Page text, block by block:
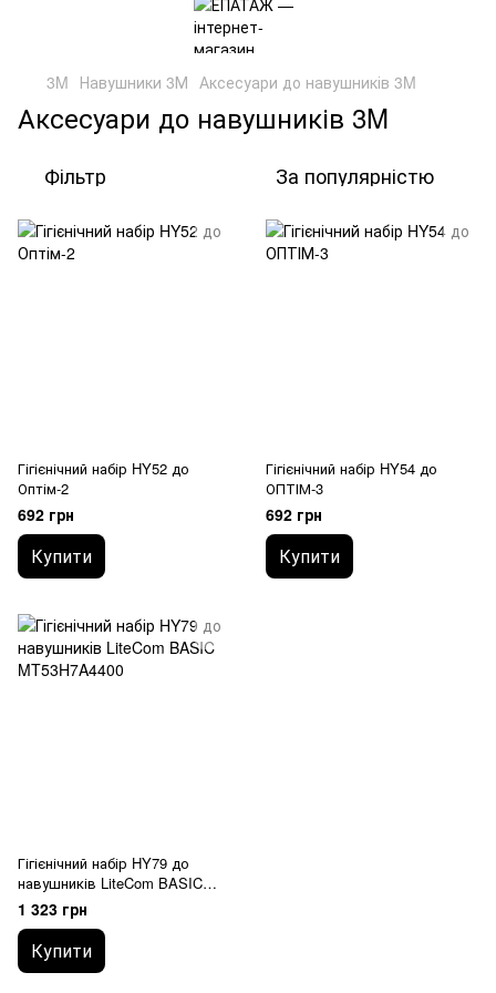
3M Навушники 3М Аксесуари до навушників 3M
Аксесуари до навушників 3M
Фільтр За популярністю
Гігієнічний набір HY52 до
Оптім-2
692 грн
Купити
Гігієнічний набір HY54 до
ОПТІМ-3
692 грн
Купити
Гігієнічний набір HY79 до
навушників LiteCom BASIC
MT53H7A4400
1 323 грн
Купити